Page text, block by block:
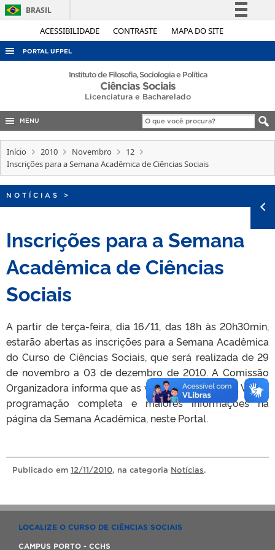
ACESSIBILIDADE CONTRASTE MAPA DO SITE
BRASIL
Simplifique!
Acesso à informação
Canais
PORTAL UFPEL
ACESSO À INFORMAÇÃO
EDITAIS
INTERNACIONAL
OUVIDORIA
TELEFONES
Instituto de Filosofia, Sociologia e Política
Ciências Sociais
Licenciatura e Bacharelado
MENU
Início 2010 Novembro
12
Inscrições para a Semana Acadêmica de Ciências Sociais
NOTÍCIAS >
Inscrições para a Semana
Acadêmica de Ciências
Sociais
A partir de terça-feira, dia 16/11, das 18h às 20h30min,
estarão abertas as inscrições para a Semana Acadêmica
do Curso de Ciências Sociais, que será realizada de 29
de novembro a 03 de dezembro de 2010. A Comissão
Organizadora informa que as vagas são limitadas. Veja a
programação completa e maiores informações na
página da Semana Acadêmica, neste Portal.
Publicado em 12/11/2010, na categoria Notícias.
LOCALIZE O CURSO DE CIÊNCIAS SOCIAIS
CAMPUS PORTO - CCHS